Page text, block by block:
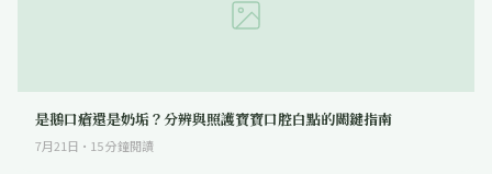
是鵝口瘡還是奶垢？分辨與照護寶寶口腔白點的關鍵指南
7月21日 · 15分鐘閱讀